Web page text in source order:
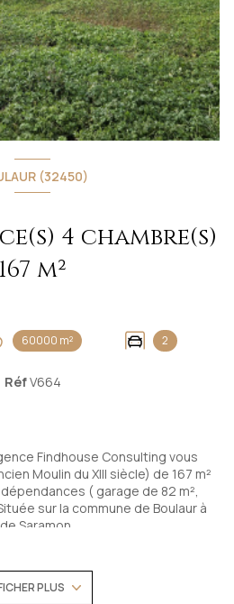
(32450)
167 m²
60000 m² 2
RéfV664
Findhouse Consulting vous
Moulin du XIII siècle) de 167 m²
( garage de 82 m²,
sur la commune de Boulaur à
Saramon.
( cuisine d'été) donnant sur une
toilette sèche.
PLUS